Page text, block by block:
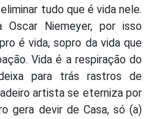
tudo que é vida nele.
Oscar Niemeyer, por isso
é vida, sopro da vida que
Vida é a respiração do
para trás rastros de
artista se eterniza por
gera devir de Casa, só (a)